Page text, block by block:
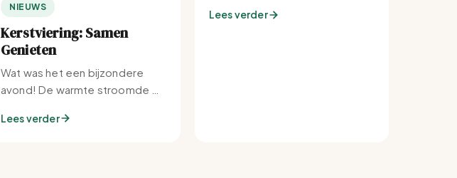
NIEUWS
Kerstviering: Samen
Genieten
Wat was het een bijzondere
avond! De warmte stroomde bij
Lees verder
Lees verder